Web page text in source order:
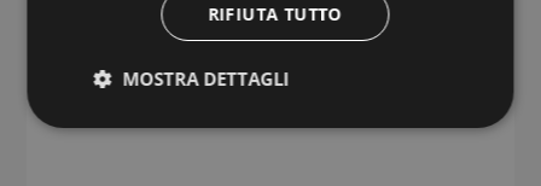
RIFIUTA TUTTO
MOSTRA DETTAGLI